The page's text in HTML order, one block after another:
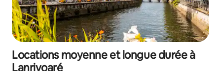
Locations moyenne et longue durée à
Lanrivoaré